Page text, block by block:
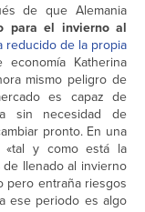
de que Alemania
para el invierno al
reducido de la propia
Katherina
mismo peligro de
es capaz de
sin necesidad de
pronto. En una
«tal y como está la
llenado al invierno
pero entraña riesgos
ese periodo es algo